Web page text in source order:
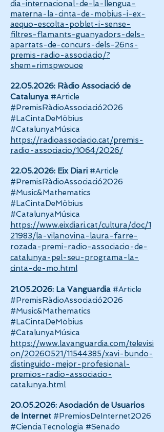
dia-internacional-de-la-llengua-
materna-la-cinta-de-mobius-i-ex-
aequo-escolta-poblet-i-sense-
filtres-flamants-guanyadors-dels-
apartats-de-concurs-dels-26ns-
premis-radio-associacio/?
shem=rimspwouoe
22.05.2026: Ràdio Associació de
Catalunya #Article
#PremisRàdioAssociació2026
#LaCintaDeMöbius
#CatalunyaMúsica
https://radioassociacio.cat/premis-
radio-associacio/1064/2026/
22.05.2026: Eix Diari #Article
#PremisRàdioAssociació2026
#Music&Mathematics
#LaCintaDeMöbius
#CatalunyaMúsica
https://www.eixdiari.cat/cultura/doc/1
21983/la-vilanovina-laura-farre-
rozada-premi-radio-associacio-de-
catalunya-pel-seu-programa-la-
cinta-de-mo.html
21.05.2026: La Vanguardia #Article
#PremisRàdioAssociació2026
#Music&Mathematics
#LaCintaDeMöbius
#CatalunyaMúsica
https://www.lavanguardia.com/televisi
on/20260521/11544385/xavi-bundo-
distinguido-mejor-profesional-
premios-radio-associacio-
catalunya.html
20.05.2026: Asociación de Usuarios
de Internet #PremiosDeInternet2026
#CienciaTecnologia #Senado